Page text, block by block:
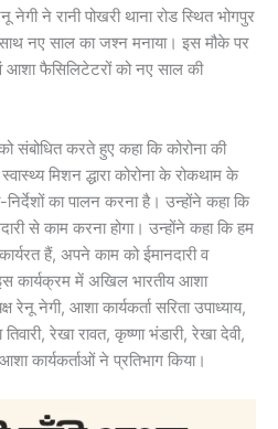
नेगी ने रानी पोखरी थाना रोड स्थित भोगपुर
नए साल का जश्न मनाया। इस मौके पर
फैसिलिटेटरों को नए साल की
संबोधित करते हुए कहा कि कोरोना की
मिशन द्धारा कोरोना के रोकथाम के
निर्देशों का पालन करना है। उन्होंने कहा कि
से काम करना होगा। उन्होंने कहा कि हम
हैं, अपने काम को ईमानदारी व
इस कार्यक्रम में अखिल भारतीय आशा
रेनू नेगी, आशा कार्यकर्ता सरिता उपाध्याय,
तिवारी, रेखा रावत, कृष्णा भंडारी, रेखा देवी,
कार्यकर्ताओं ने प्रतिभाग किया।